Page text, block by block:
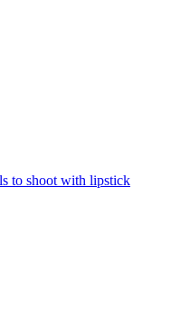
to shoot with lipstick